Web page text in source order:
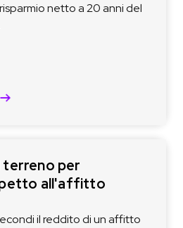
netto a 20 anni del
terreno per
all'affitto
il reddito di un affitto